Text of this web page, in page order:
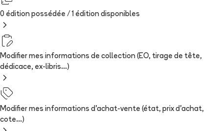
0 édition possédée / 1 édition disponibles
Modifier mes informations de collection (EO, tirage de tête,
dédicace, ex-libris...)
Modifier mes informations d'achat-vente (état, prix d'achat,
cote...)